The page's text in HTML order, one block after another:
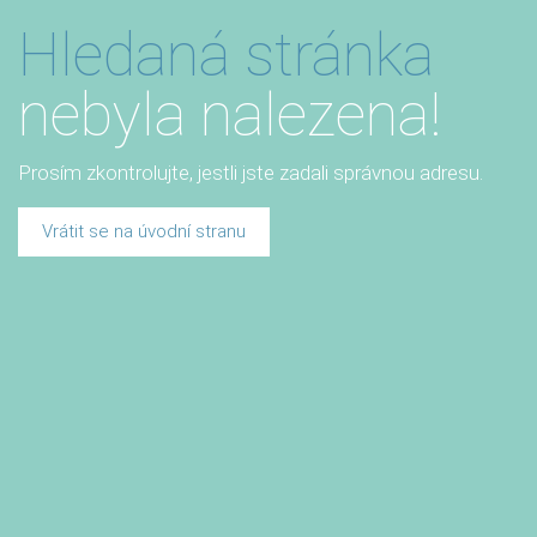
Hledaná stránka
nebyla nalezena!
Prosím zkontrolujte, jestli jste zadali správnou adresu.
Vrátit se na úvodní stranu